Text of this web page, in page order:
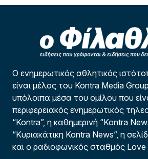
Ο ενημερωτικός αθλητικός
είναι μέλος του Kontra Media
υπόλοιπα μέσα του ομίλου που
περιφερειακός ενημερωτικός
“Kontra”, η καθημερινή “Kontra
“Κυριακάτικη Kontra News”, η
και ο ραδιοφωνικός σταθμός Love